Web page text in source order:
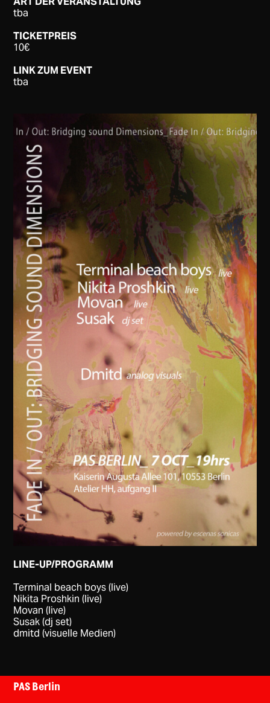
tba
TICKETPREIS
10€
LINK ZUM EVENT
tba
LINE-UP/PROGRAMM
Terminal beach boys (live)
Nikita Proshkin (live)
Movan (live)
Susak (dj set)
dmitd (visuelle Medien)
PAS Berlin